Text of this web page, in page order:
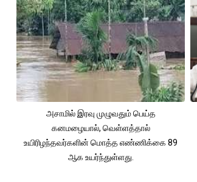
அசாமில் இரவு முழுவதும் பெய்த
கனமழையால், வெள்ளத்தால்
உயிரிழந்தவர்களின் மொத்த எண்ணிக்கை 89
ஆக உயர்ந்துள்ளது.